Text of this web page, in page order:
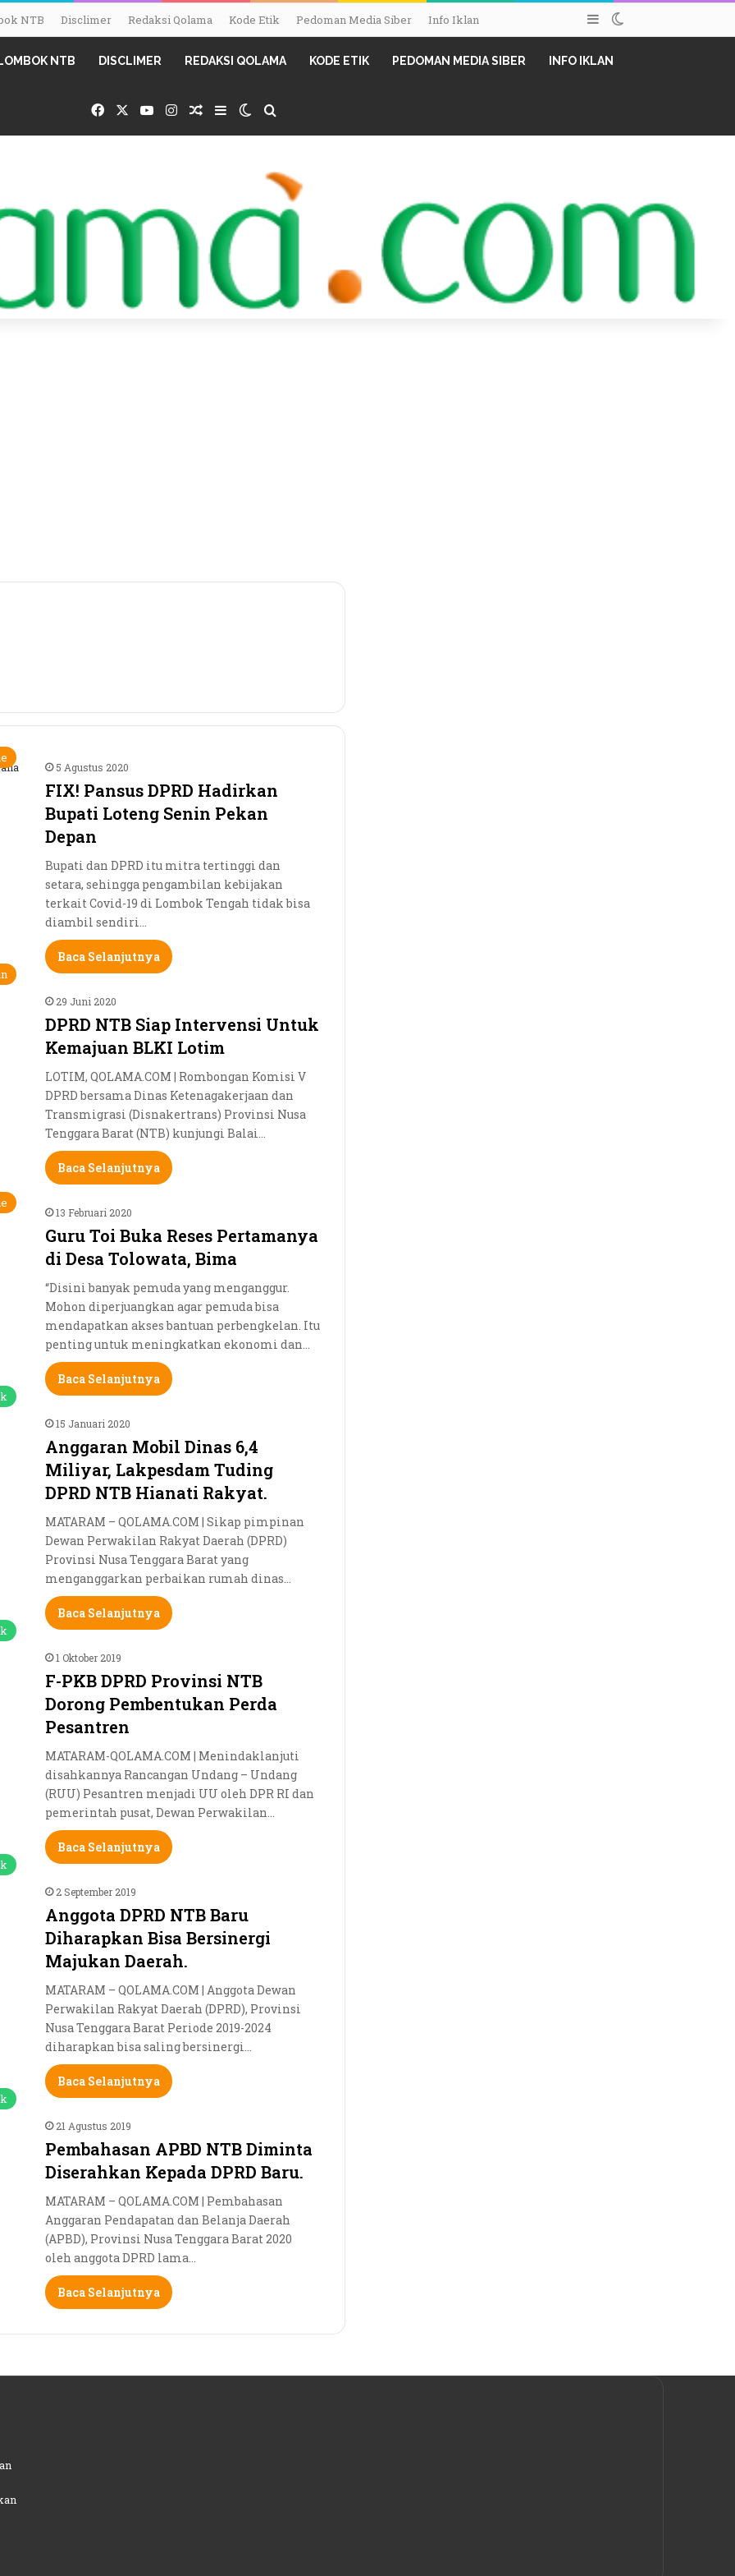
NTB Disclimer Redaksi Qolama Kode Etik Pedoman Media Siber Info Iklan Sidebar
NTB DISCLIMER REDAKSI QOLAMA KODE ETIK PEDOMAN MEDIA SIBER INFO IKLAN
Facebook YouTubeInstagram
Random Article
SidebarSwitch skin
5 Agustus 2020
FIX! Pansus DPRD Hadirkan
Bupati Loteng Senin Pekan
Depan
Bupati dan DPRD itu mitra tertinggi dan
setara, sehingga pengambilan kebijakan
terkait Covid-19 di Lombok Tengah tidak bisa
diambil sendiri…
Baca Selanjutnya
29 Juni 2020
DPRD NTB Siap Intervensi Untuk
Kemajuan BLKI Lotim
LOTIM, QOLAMA.COM | Rombongan Komisi V
DPRD bersama Dinas Ketenagakerjaan dan
Transmigrasi (Disnakertrans) Provinsi Nusa
Tenggara Barat (NTB) kunjungi Balai…
Baca Selanjutnya
13 Februari 2020
Guru Toi Buka Reses Pertamanya
di Desa Tolowata, Bima
“Disini banyak pemuda yang menganggur.
Mohon diperjuangkan agar pemuda bisa
mendapatkan akses bantuan perbengkelan. Itu
penting untuk meningkatkan ekonomi dan…
Baca Selanjutnya
15 Januari 2020
Anggaran Mobil Dinas 6,4
Miliyar, Lakpesdam Tuding
DPRD NTB Hianati Rakyat.
MATARAM – QOLAMA.COM | Sikap pimpinan
Dewan Perwakilan Rakyat Daerah (DPRD)
Provinsi Nusa Tenggara Barat yang
menganggarkan perbaikan rumah dinas…
Baca Selanjutnya
1 Oktober 2019
F-PKB DPRD Provinsi NTB
Dorong Pembentukan Perda
Pesantren
MATARAM-QOLAMA.COM | Menindaklanjuti
disahkannya Rancangan Undang – Undang
(RUU) Pesantren menjadi UU oleh DPR RI dan
pemerintah pusat, Dewan Perwakilan…
Baca Selanjutnya
2 September 2019
Anggota DPRD NTB Baru
Diharapkan Bisa Bersinergi
Majukan Daerah.
MATARAM – QOLAMA.COM | Anggota Dewan
Perwakilan Rakyat Daerah (DPRD), Provinsi
Nusa Tenggara Barat Periode 2019-2024
diharapkan bisa saling bersinergi…
Baca Selanjutnya
21 Agustus 2019
Pembahasan APBD NTB Diminta
Diserahkan Kepada DPRD Baru.
MATARAM – QOLAMA.COM | Pembahasan
Anggaran Pendapatan dan Belanja Daerah
(APBD), Provinsi Nusa Tenggara Barat 2020
oleh anggota DPRD lama…
Baca Selanjutnya